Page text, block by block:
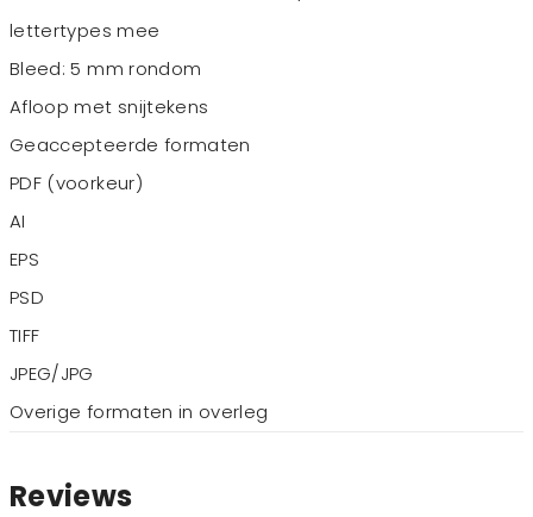
lettertypes mee
Bleed: 5 mm rondom
Afloop met snijtekens
Geaccepteerde formaten
PDF (voorkeur)
AI
EPS
PSD
TIFF
JPEG/JPG
Overige formaten in overleg
Reviews